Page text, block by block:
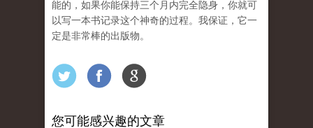
能的，如果你能保持三个月内完全隐身，你就可
以写一本书记录这个神奇的过程。我保证，它一
定是非常棒的出版物。
您可能感兴趣的文章